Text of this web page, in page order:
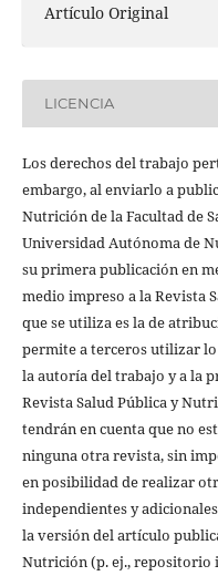
Artículo Original
LICENCIA
Los derechos del trabajo
embargo, al enviarlo a
Nutrición de la Facultad de
Universidad Autónoma de
su primera publicación en
medio impreso a la Revista
que se utiliza es la de
permite a terceros utilizar
la autoría del trabajo y a la
Revista Salud Pública y
tendrán en cuenta que no
ninguna otra revista, sin
en posibilidad de realizar
independientes y
la versión del artículo
Nutrición (p. ej., repositorio